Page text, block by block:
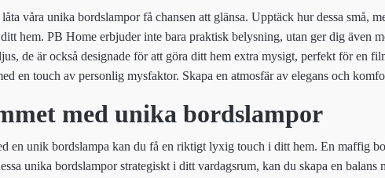
våra unika bordslampor få chansen att glänsa. Upptäck hur dessa
hem. PB Home erbjuder inte bara praktisk belysning, utan ger dig även
de är också designade för att göra ditt hem extra mysigt, perfekt för en
en touch av personlig mysfaktor. Skapa en atmosfär av elegans och
med unika bordslampor
en unik bordslampa kan du få en riktigt lyxig touch i ditt hem. En maffig
unika bordslampor strategiskt i ditt vardagsrum, kan du skapa en